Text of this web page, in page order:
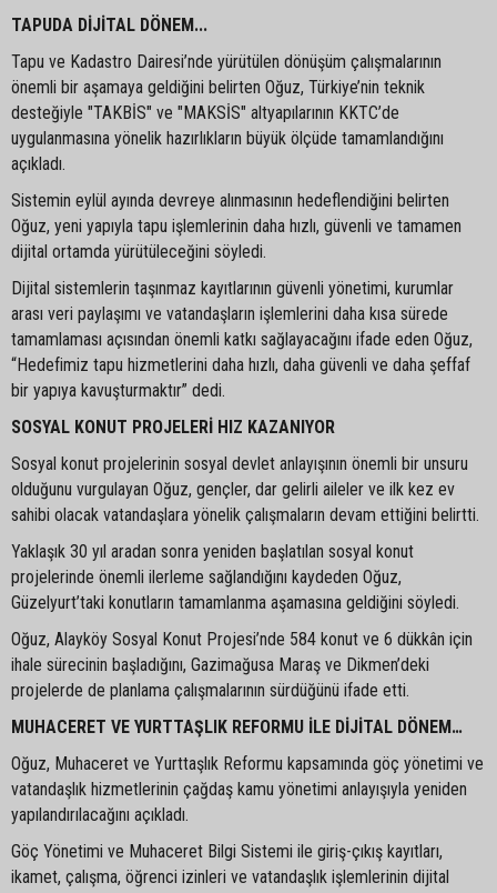
TAPUDA DİJİTAL DÖNEM...
Tapu ve Kadastro Dairesi’nde yürütülen dönüşüm çalışmalarının
önemli bir aşamaya geldiğini belirten Oğuz, Türkiye’nin teknik
desteğiyle "TAKBİS" ve "MAKSİS" altyapılarının KKTC’de
uygulanmasına yönelik hazırlıkların büyük ölçüde tamamlandığını
açıkladı.
Sistemin eylül ayında devreye alınmasının hedeflendiğini belirten
Oğuz, yeni yapıyla tapu işlemlerinin daha hızlı, güvenli ve tamamen
dijital ortamda yürütüleceğini söyledi.
Dijital sistemlerin taşınmaz kayıtlarının güvenli yönetimi, kurumlar
arası veri paylaşımı ve vatandaşların işlemlerini daha kısa sürede
tamamlaması açısından önemli katkı sağlayacağını ifade eden Oğuz,
“Hedefimiz tapu hizmetlerini daha hızlı, daha güvenli ve daha şeffaf
bir yapıya kavuşturmaktır” dedi.
SOSYAL KONUT PROJELERİ HIZ KAZANIYOR
Sosyal konut projelerinin sosyal devlet anlayışının önemli bir unsuru
olduğunu vurgulayan Oğuz, gençler, dar gelirli aileler ve ilk kez ev
sahibi olacak vatandaşlara yönelik çalışmaların devam ettiğini belirtti.
Yaklaşık 30 yıl aradan sonra yeniden başlatılan sosyal konut
projelerinde önemli ilerleme sağlandığını kaydeden Oğuz,
Güzelyurt’taki konutların tamamlanma aşamasına geldiğini söyledi.
Oğuz, Alayköy Sosyal Konut Projesi’nde 584 konut ve 6 dükkân için
ihale sürecinin başladığını, Gazimağusa Maraş ve Dikmen’deki
projelerde de planlama çalışmalarının sürdüğünü ifade etti.
MUHACERET VE YURTTAŞLIK REFORMU İLE DİJİTAL DÖNEM…
Oğuz, Muhaceret ve Yurttaşlık Reformu kapsamında göç yönetimi ve
vatandaşlık hizmetlerinin çağdaş kamu yönetimi anlayışıyla yeniden
yapılandırılacağını açıkladı.
Göç Yönetimi ve Muhaceret Bilgi Sistemi ile giriş-çıkış kayıtları,
ikamet, çalışma, öğrenci izinleri ve vatandaşlık işlemlerinin dijital